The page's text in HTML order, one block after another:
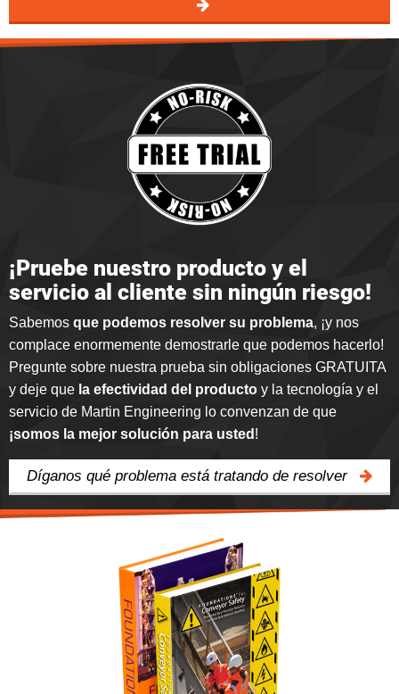
¡Pruebe nuestro producto y el
servicio al cliente sin ningún riesgo!
Sabemos que podemos resolver su problema, ¡y nos
complace enormemente demostrarle que podemos hacerlo!
Pregunte sobre nuestra prueba sin obligaciones GRATUITA
y deje que la efectividad del producto y la tecnología y el
servicio de Martin Engineering lo convenzan de que
¡somos la mejor solución para usted !
Díganos qué problema está tratando de resolver